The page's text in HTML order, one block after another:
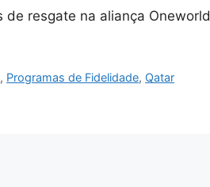
resgate na aliança Oneworld
, Programas de Fidelidade, Qatar